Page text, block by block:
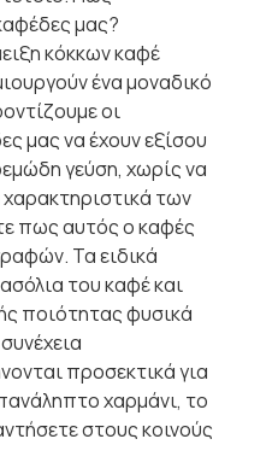
μας?
κόκκων καφέ
ένα μοναδικό
οι
μας να έχουν εξίσου
γεύση, χωρίς να
των
πως αυτός ο καφές
Τα ειδικά
του καφέ και
ποιότητας φυσικά
προσεκτικά για
χαρμάνι, το
στους κοινούς